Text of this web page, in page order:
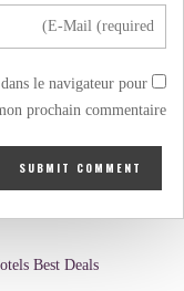
le navigateur pour
prochain commentaire.
Best Deals